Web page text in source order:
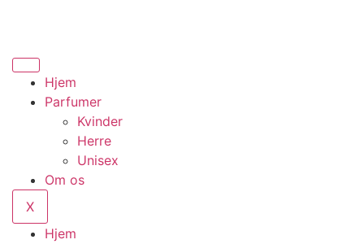
Hjem
Parfumer
Kvinder
Herre
Unisex
Om os
X
Hjem